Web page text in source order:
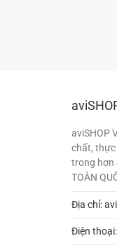
aviSHOP
chất, thực
trong hơn
TOÀN
Địa chỉ:
Điện thoại: